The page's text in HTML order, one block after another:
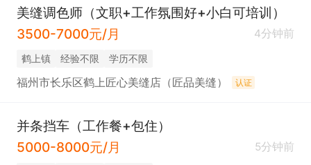
美缝调色师（文职+工作氛围好+小白可培训）
3500-7000元/月
4分钟前
​鹤上镇 经验不限 学历不限
福州市长乐区鹤上匠心美缝店（匠品美缝） 认证
并条挡车（工作餐+包住）
5000-8000元/月
5分钟前